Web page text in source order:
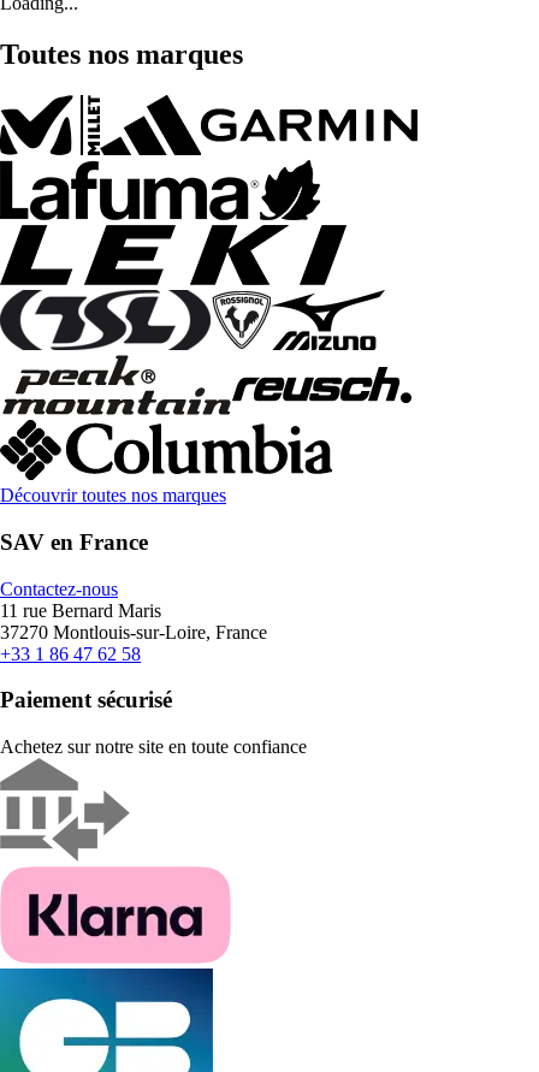
Toutes nos marques
Découvrir toutes nos marques
SAV en France
Contactez-nous
11 rue Bernard Maris
37270 Montlouis-sur-Loire, France
+33 1 86 47 62 58
Paiement sécurisé
Achetez sur notre site en toute confiance